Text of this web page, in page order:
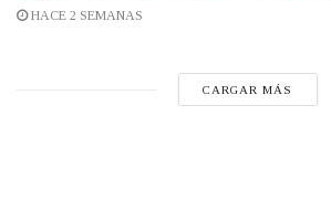
HACE 2 SEMANAS
CARGAR MÁS